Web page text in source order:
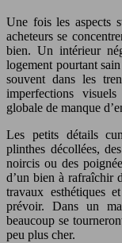
Une fois les aspects
acheteurs se
bien. Un intérieur
logement pourtant
souvent dans les
imperfections
globale de manque
Les petits détails
plinthes décollées,
noircis ou des
d’un bien à rafraîchir
travaux esthétiques
prévoir. Dans un
beaucoup se
peu plus cher.